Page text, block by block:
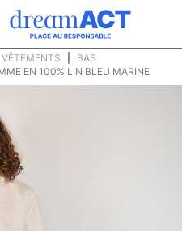
VÊTEMENTS
BAS
EN 100% LIN BLEU MARINE